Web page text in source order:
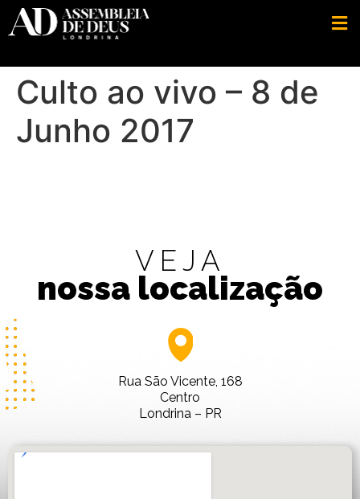
Culto ao vivo – 8 de
Junho 2017
VEJA
nossa localização
Rua São Vicente, 168
Centro
Londrina – PR